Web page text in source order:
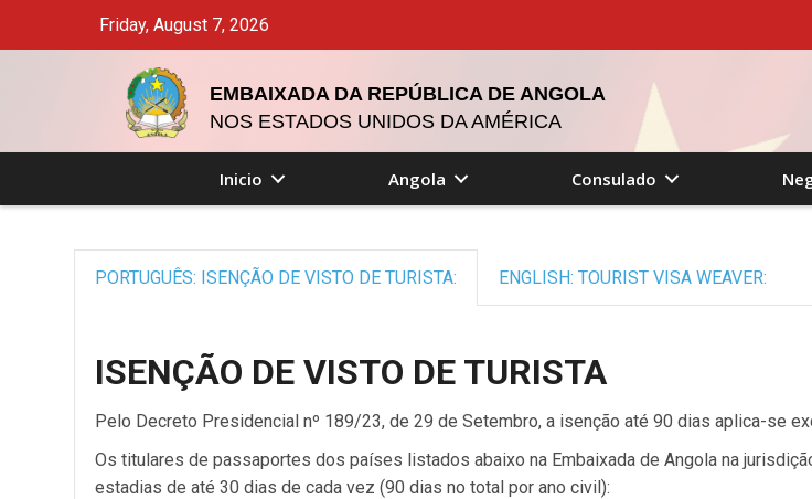
Friday, August 7, 2026
EMBAIXADA DA REPÚBLICA DE ANGOLA
NOS ESTADOS UNIDOS DA AMÉRICA
Inicio Angola Consulado
PORTUGUÊS: ISENÇÃO DE VISTO DE TURISTA: ENGLISH: TOURIST VISA WEAVER:
ISENÇÃO DE VISTO DE TURISTA
Pelo Decreto Presidencial nº 189/23, de 29 de Setembro, a isenção até 90 dias aplica-se
Os titulares de passaportes dos países listados abaixo na Embaixada de Angola na
estadias de até 30 dias de cada vez (90 dias no total por ano civil):